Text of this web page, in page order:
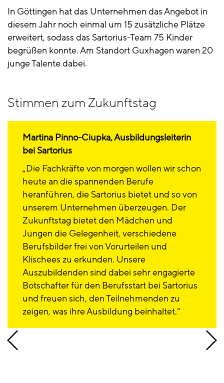
In Göttingen hat das Unternehmen das Angebot in
diesem Jahr noch einmal um 15 zusätzliche Plätze
erweitert, sodass das Sartorius-Team 75 Kinder
begrüßen konnte. Am Standort Guxhagen waren 20
junge Talente dabei.
Stimmen zum Zukunftstag
Martina Pinno-Ciupka, Ausbildungsleiterin
bei Sartorius
Die Fachkräfte von morgen wollen wir schon
heute an die spannenden Berufe
heranführen, die Sartorius bietet und so von
unserem Unternehmen überzeugen. Der
Zukunftstag bietet den Mädchen und
Jungen die Gelegenheit, verschiedene
Berufsbilder frei von Vorurteilen und
Klischees zu erkunden. Unsere
Auszubildenden sind dabei sehr engagierte
Botschafter für den Berufsstart bei Sartorius
und freuen sich, den Teilnehmenden zu
zeigen, was ihre Ausbildung beinhaltet.